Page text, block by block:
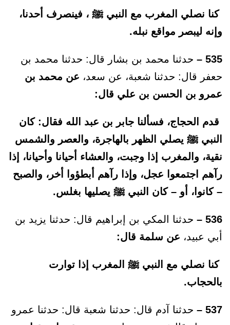
كنا نصلي المغرب مع النبي ﷺ ، فينصرف أحدنا،
وإنه ليبصر مواقع نبله.
535 –
حدثنا محمد بن بشار قال: حدثنا محمد بن
حعفر قال: حدثنا شعبة، عن سعد، عن محمد بن
عمرو بن الحسن بن علي قال:
قدم الحجاج، فسألنا جابر بن عبد الله فقال: كان
النبي ﷺ يصلي الظهر بالهاجرة، والعصر والشمس
نقية، والمغرب إذا وجبت، والعشاء أحيانا وأحيانا، إذا
رآهم اجتمعوا عجل، وإذا رآهم أبطؤوا أخر، والصبح
– كانوا، أو – كان النبي ﷺ يصليها بغلس.
536 –
حدثنا المكي بن إبراهيم قال: حدثنا يزيد بن
أبي عبيد، عن سلمة قال:
كنا نصلي مع النبي ﷺ المغرب إذا توارت
بالحجاب.
537 –
حدثنا آدم قال: حدثنا شعبة قال: حدثنا عمرو